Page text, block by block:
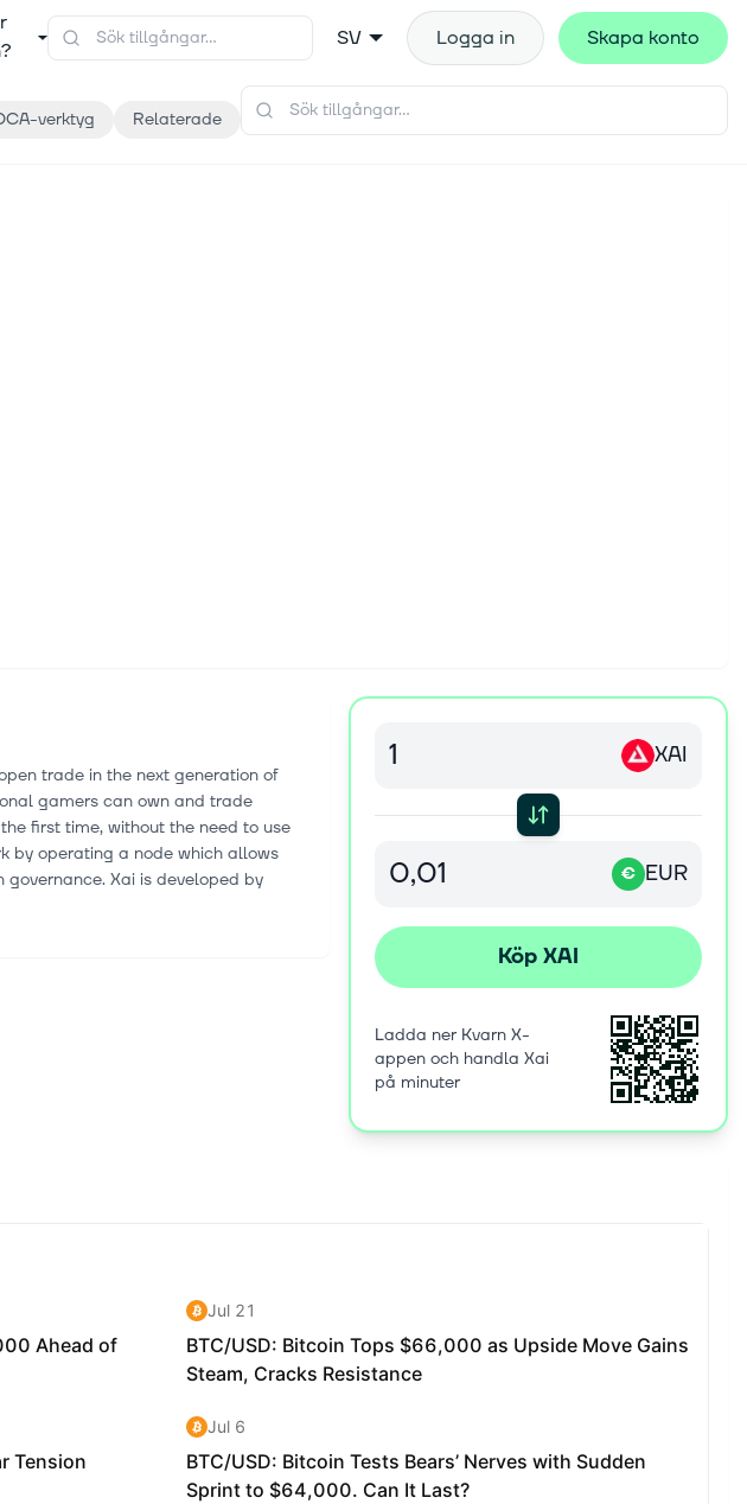
SV Logga in Skapa konto
verktyg Relaterade
trade in the next generation of
gamers can own and trade
first time, without the need to use
by operating a node which allows
Xai is developed by
XAI
€ EUR
Köp XAI
Ladda ner Kvarn X-
appen och handla Xai
på minuter